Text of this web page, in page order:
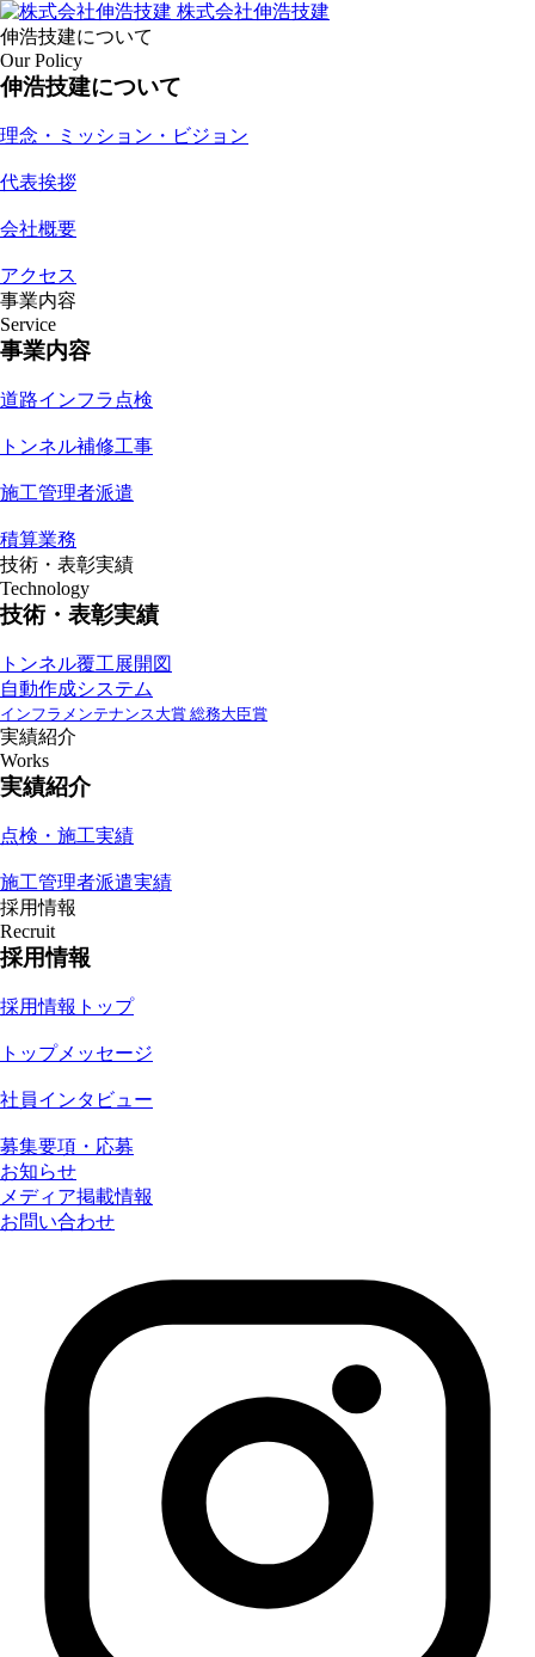
株式会社伸浩技建
伸浩技建について
Our Policy
伸浩技建について
理念・ミッション・ビジョン
代表挨拶
会社概要
アクセス
事業内容
Service
事業内容
道路インフラ点検
トンネル補修工事
施工管理者派遣
積算業務
技術・表彰実績
Technology
技術・表彰実績
トンネル覆工展開図
自動作成システム
インフラメンテナンス大賞 総務大臣賞
実績紹介
Works
実績紹介
点検・施工実績
施工管理者派遣実績
採用情報
Recruit
採用情報
採用情報トップ
トップメッセージ
社員インタビュー
募集要項・応募
お知らせ
メディア掲載情報
お問い合わせ